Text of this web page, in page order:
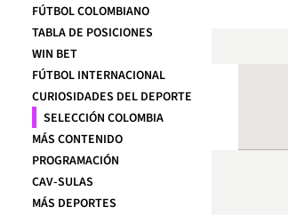
FÚTBOL COLOMBIANO
TABLA DE POSICIONES
WIN BET
FÚTBOL INTERNACIONAL
CURIOSIDADES DEL DEPORTE
SELECCIÓN COLOMBIA
MÁS CONTENIDO
PROGRAMACIÓN
CAV-SULAS
MÁS DEPORTES